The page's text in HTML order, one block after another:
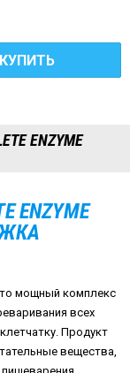
КУПИТЬ
ENZYME
ENZYME
мощный комплекс
всех
Продукт
вещества,